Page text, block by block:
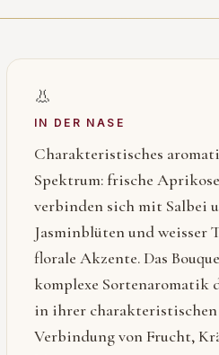
👃
IN DER NASE
Charakteristisches
Spektrum: frische
verbinden sich mit Salbei
Jasminblüten und weisser
florale Akzente. Das
komplexe Sortenaromatik
in ihrer charakteristischen
Verbindung von Frucht,